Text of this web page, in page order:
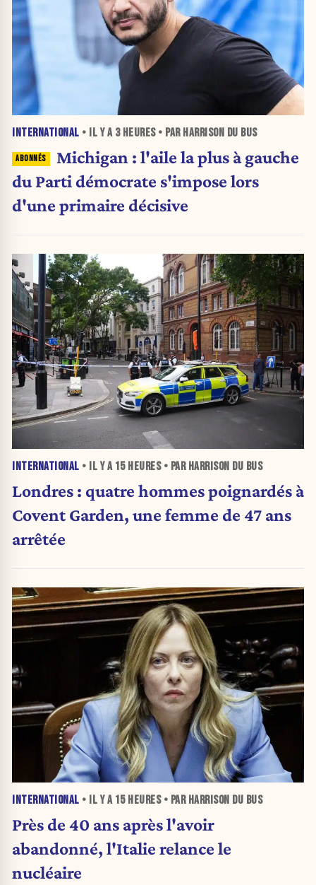
INTERNATIONAL • IL Y A 3 HEURES• PAR HARRISON DU BUS
Michigan : l'aile la plus à gauche
du Parti démocrate s'impose lors
d'une primaire décisive
INTERNATIONAL • IL Y A 15 HEURES• PAR HARRISON DU BUS
Londres : quatre hommes poignardés à
Covent Garden, une femme de 47 ans
arrêtée
INTERNATIONAL • IL Y A 15 HEURES• PAR HARRISON DU BUS
Près de 40 ans après l'avoir
abandonné, l'Italie relance le
nucléaire